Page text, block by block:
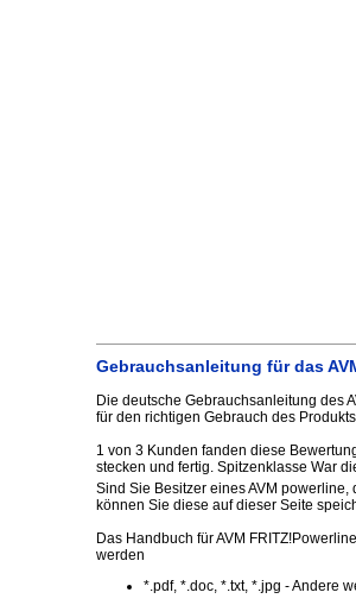
Gebrauchsanleitung für das
Die deutsche Gebrauchsanleitung des
für den richtigen Gebrauch des
1 von 3 Kunden fanden diese
stecken und fertig. Spitzenklasse War
Sind Sie Besitzer eines AVM
können Sie diese auf dieser Seite
Das Handbuch für AVM
werden
*.pdf, *.doc, *.txt, *.jpg - Andere